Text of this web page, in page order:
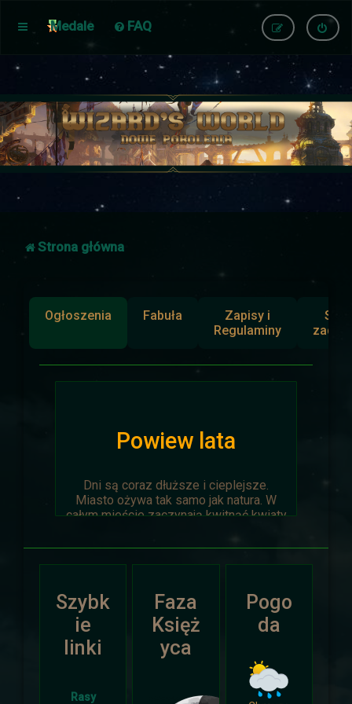
Medale FAQ
Strona główna
Ogłoszenia Fabuła
Zapisy i
Regulaminy
Powiew lata
Dni są coraz dłuższe i cieplejsze.
Miasto ożywa tak samo jak natura. W
całym mieście zaczynają kwitnąć kwiaty
niej udział niech napisze do
Dariusza.
Otrzyma mały upominek.
Atak Zimy i Święta
Szybk
ie
linki
Rasy
Faza
Księż
yca
Pogo
da